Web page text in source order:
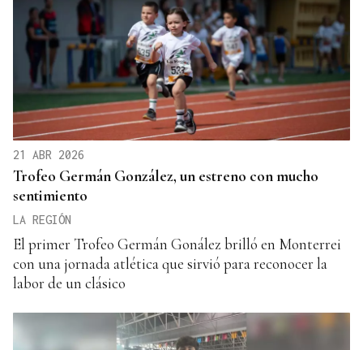
21 ABR 2026
Trofeo Germán González, un estreno con mucho
sentimiento
LA REGIÓN
El primer Trofeo Germán Gonález brilló en Monterrei
con una jornada atlética que sirvió para reconocer la
labor de un clásico